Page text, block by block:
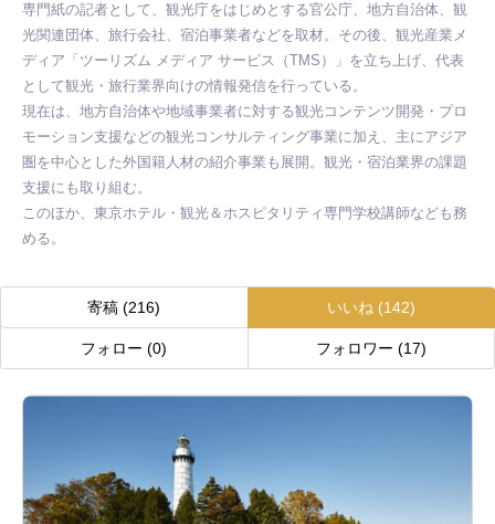
専門紙の記者として、観光庁をはじめとする官公庁、地方自治体、観
光関連団体、旅行会社、宿泊事業者などを取材。その後、観光産業メ
ディア「ツーリズム メディア サービス（TMS）」を立ち上げ、代表
として観光・旅行業界向けの情報発信を行っている。
現在は、地方自治体や地域事業者に対する観光コンテンツ開発・プロ
モーション支援などの観光コンサルティング事業に加え、主にアジア
圏を中心とした外国籍人材の紹介事業も展開。観光・宿泊業界の課題
支援にも取り組む。
このほか、東京ホテル・観光＆ホスピタリティ専門学校講師なども務
める。
寄稿 (216) いいね (142)
フォロー (0) フォロワー (17)